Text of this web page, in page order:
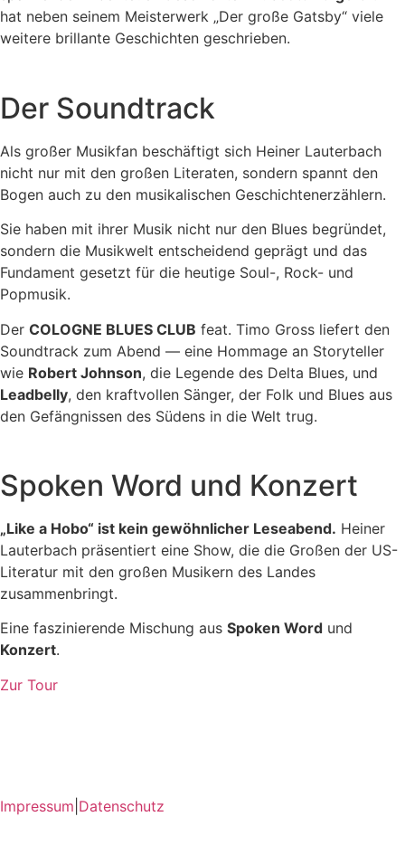
hat neben seinem Meisterwerk „Der große Gatsby“ viele
weitere brillante Geschichten geschrieben.
Der Soundtrack
Als großer Musikfan beschäftigt sich Heiner Lauterbach
nicht nur mit den großen Literaten, sondern spannt den
Bogen auch zu den musikalischen Geschichtenerzählern.
Sie haben mit ihrer Musik nicht nur den Blues begründet,
sondern die Musikwelt entscheidend geprägt und das
Fundament gesetzt für die heutige Soul-, Rock- und
Popmusik.
Der COLOGNE BLUES CLUB feat. Timo Gross liefert den
Soundtrack zum Abend — eine Hommage an Storyteller
wie Robert Johnson, die Legende des Delta Blues, und
Leadbelly, den kraftvollen Sänger, der Folk und Blues aus
den Gefängnissen des Südens in die Welt trug.
Spoken Word und Konzert
„Like a Hobo“ ist kein gewöhnlicher Leseabend. Heiner
Lauterbach präsentiert eine Show, die die Großen der US-
Literatur mit den großen Musikern des Landes
zusammenbringt.
Eine faszinierende Mischung aus Spoken Word und
Konzert.
Zur Tour
Impressum Datenschutz